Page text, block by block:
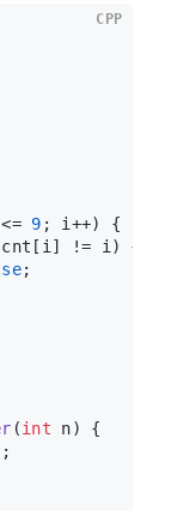
9 ; i++) {
cnt[i] != i) {
;
(int n)
{
CPP